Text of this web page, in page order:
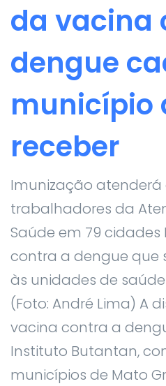
da vacina
dengue
município
receber
Imunização atenderá
trabalhadores da
Saúde em 79 cidades
contra a dengue que
às unidades de
(Foto: André Lima) A
vacina contra a
Instituto Butantan,
municípios de Mato